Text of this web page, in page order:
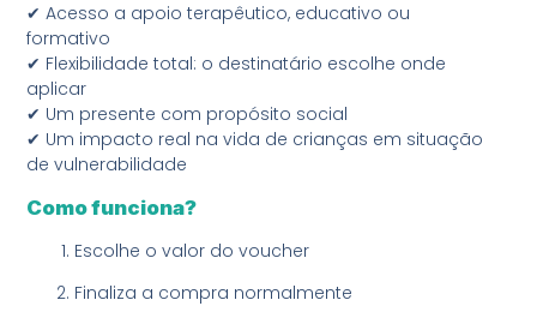
✔ Acesso a apoio terapêutico, educativo ou
formativo
✔ Flexibilidade total: o destinatário escolhe onde
aplicar
✔ Um presente com propósito social
✔ Um impacto real na vida de crianças em situação
de vulnerabilidade
Como funciona?
Escolhe o valor do voucher
Finaliza a compra normalmente